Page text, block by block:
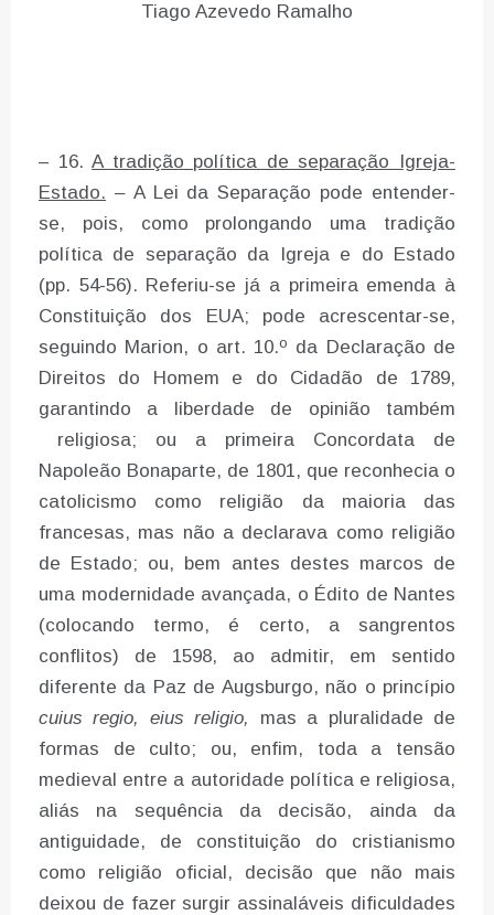
Tiago Azevedo Ramalho
– 16.A tradição política de separação Igreja-
Estado. – A Lei da Separação pode entender-
se, pois, como prolongando uma tradição
política de separação da Igreja e do Estado
(pp. 54-56). Referiu-se já a primeira emenda à
Constituição dos EUA; pode acrescentar-se,
seguindo Marion, o art. 10.º da Declaração de
Direitos do Homem e do Cidadão de 1789,
garantindo a liberdade de opinião também
religiosa; ou a primeira Concordata de
Napoleão Bonaparte, de 1801, que reconhecia o
catolicismo como religião da maioria das
francesas, mas não a declarava como religião
de Estado; ou, bem antes destes marcos de
uma modernidade avançada, o Édito de Nantes
(colocando termo, é certo, a sangrentos
conflitos) de 1598, ao admitir, em sentido
diferente da Paz de Augsburgo, não o princípio
cuius regio, eius religio,
mas a pluralidade de
formas de culto; ou, enfim, toda a tensão
medieval entre a autoridade política e religiosa,
aliás na sequência da decisão, ainda da
antiguidade, de constituição do cristianismo
como religião oficial, decisão que não mais
deixou de fazer surgir assinaláveis dificuldades